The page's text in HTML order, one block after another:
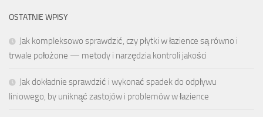
OSTATNIE WPISY
Jak kompleksowo sprawdzić, czy płytki w łazience są równo i
trwale położone — metody i narzędzia kontroli jakości
Jak dokładnie sprawdzić i wykonać spadek do odpływu
liniowego, by uniknąć zastojów i problemów w łazience